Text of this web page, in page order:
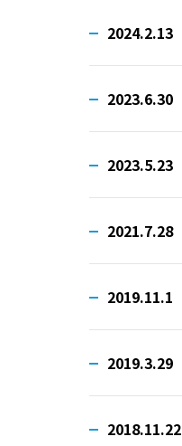
2024.2.13
2023.6.30
2023.5.23
2021.7.28
2019.11.1
2019.3.29
2018.11.22